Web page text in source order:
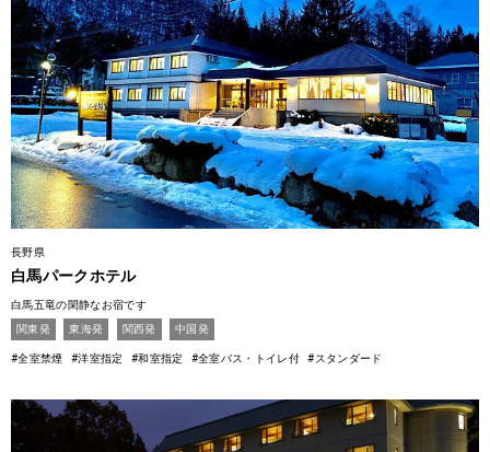
長野県
白馬パークホテル
白馬五竜の閑静なお宿です
関東発
東海発 関西発 中国発
#全室禁煙 #洋室指定 #和室指定 #全室バス・トイレ付 #スタンダード